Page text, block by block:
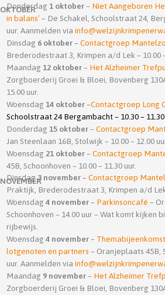
OKTOBER
Donderdag 1 oktober– Niet Aangeboren
in balans’ – De Schakel, Schoolstraat 24,
uur. Aanmelden via
Dinsdag 6 oktober–Contactgroep
Brederodestraat 3, Krimpen a/d Lek – 10.00
Maandag 12 oktober– Het Alzheimer
Zorgboerderij Groei & Bloei, Bovenberg
15.00 uur.
Woensdag 14 oktober–Contactgroep Long
Schoolstraat 24 Bergambacht – 10.30 – 11.30
Donderdag 15 oktober–Contactgroep
Jan Steenlaan 16B, Stolwijk – 10.00 – 12.00
Woensdag 21 oktober–Contactgroep
45B, Schoonhoven – 10.00 – 11.30 uur.
NOVEMBER
Dinsdag3 november–Contactgroep
Praktijk, Brederodestraat 3, Krimpen a/d Lek
Woensdag4 november– Parkinsoncafé –
Schoonhoven – 14.00 uur – Wat komt kijken
rijbewijs.
Woensdag4 november–
lotgenoten en partners – Oranjeplaats 45B,
uur. Aanmelden via
Maandag 9 november– Het Alzheimer
Zorgboerderij Groei & Bloei, Bovenberg